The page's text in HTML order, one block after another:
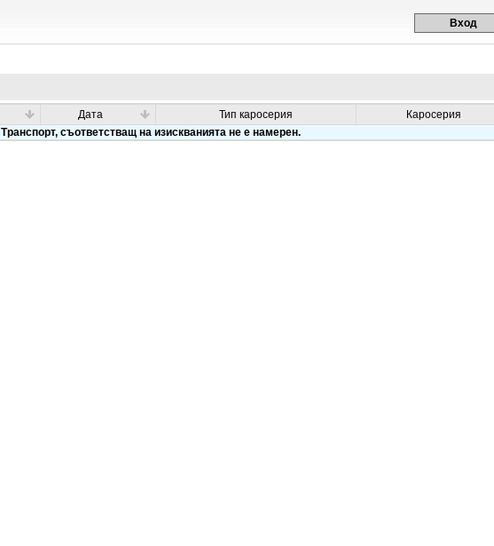
Вход
Дата Тип каросерия Каросерия
Транспорт, съответстващ на изискванията не е намерен.